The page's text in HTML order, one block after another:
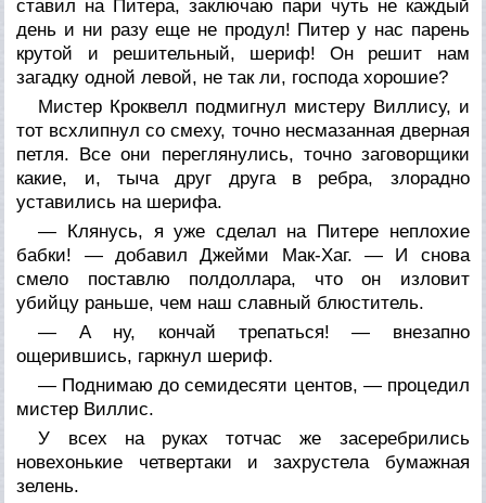
ставил на Питера, заключаю пари чуть не каждый
день и ни разу еще не продул! Питер у нас парень
крутой и решительный, шериф! Он решит нам
загадку одной левой, не так ли, господа хорошие?
Мистер Кроквелл подмигнул мистеру Виллису, и
тот всхлипнул со смеху, точно несмазанная дверная
петля. Все они переглянулись, точно заговорщики
какие, и, тыча друг друга в ребра, злорадно
уставились на шерифа.
— Клянусь, я уже сделал на Питере неплохие
бабки! — добавил Джейми Мак-Хаг. — И снова
смело поставлю полдоллара, что он изловит
убийцу раньше, чем наш славный блюститель.
— А ну, кончай трепаться! — внезапно
ощерившись, гаркнул шериф.
— Поднимаю до семидесяти центов, — процедил
мистер Виллис.
У всех на руках тотчас же засеребрились
новехонькие четвертаки и захрустела бумажная
зелень.